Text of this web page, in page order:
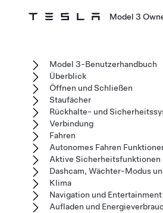
Model 3
Model 3-Benutzerhandbuch
Überblick
Öffnen und Schließen
Staufächer
Rückhalte- und
Verbindung
Fahren
Autonomes Fahren
Aktive Sicherheitsfunktionen
Dashcam, Wächter-Modus
Klima
Navigation und Entertainment
Aufladen und